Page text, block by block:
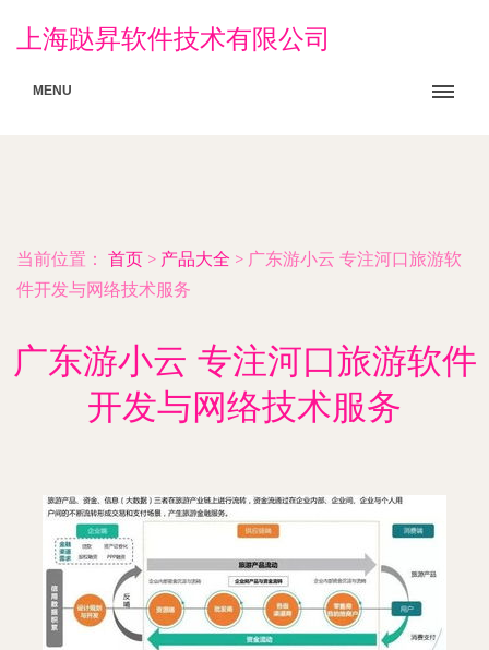
上海跶昇软件技术有限公司
MENU
当前位置： 首页 > 产品大全 > 广东游小云 专注河口旅游软
件开发与网络技术服务
广东游小云 专注河口旅游软件
开发与网络技术服务